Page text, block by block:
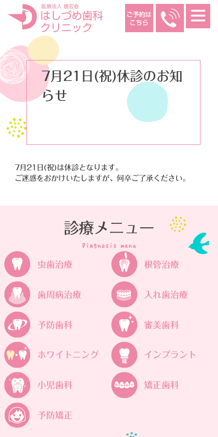
content
7月21日(祝)休診のお知
らせ
7月21日(祝)は休診となります。
ご迷惑をおかけいたしますが、何卒ご了承ください。
診療メニュー
Diagnosis menu
虫歯治療 根管治療
歯周病治療 入れ歯治療
予防歯科 審美歯科
ホワイトニング インプラント
小児歯科 矯正歯科
予防矯正